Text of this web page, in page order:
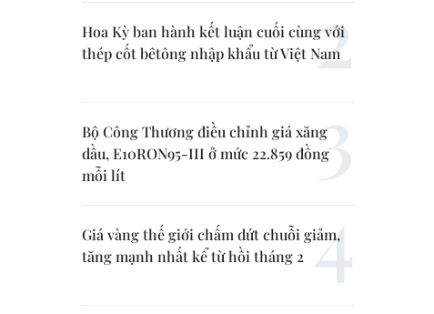
Hoa Kỳ ban hành kết luận cuối cùng với
thép cốt bêtông nhập khẩu từ Việt Nam
Bộ Công Thương điều chỉnh giá xăng
dầu, E10RON95-III ở mức 22.859 đồng
mỗi lít
Giá vàng thế giới chấm dứt chuỗi giảm,
tăng mạnh nhất kể từ hồi tháng 2